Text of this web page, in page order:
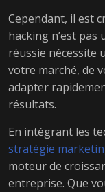
Cependant, il est
hacking n’est
réussie nécessite
votre marché, de
adapter
résultats.
En intégrant les
stratégie
moteur de
entreprise. Que